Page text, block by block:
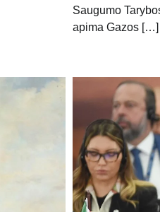
Saugumo
apima Gazos […]